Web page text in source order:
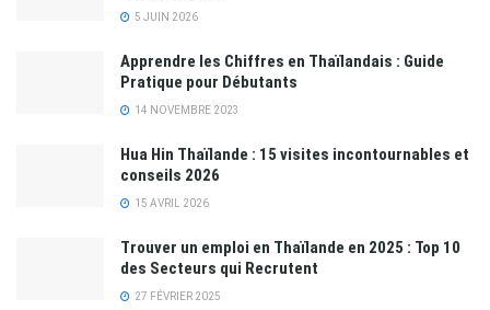
5 JUIN 2026
Apprendre les Chiffres en Thaïlandais : Guide
Pratique pour Débutants
14 NOVEMBRE 2023
Hua Hin Thaïlande : 15 visites incontournables et
conseils 2026
15 AVRIL 2026
Trouver un emploi en Thaïlande en 2025 : Top 10
des Secteurs qui Recrutent
27 FÉVRIER 2025